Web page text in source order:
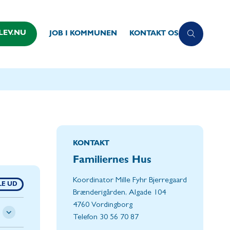
JOB I KOMMUNEN KONTAKT OS
UD
KONTAKT
Familiernes Hus
Koordinator Mille Fyhr Bjerregaard
Brænderigården, Algade 104
4760 Vordingborg
Telefon 30 56 70 87